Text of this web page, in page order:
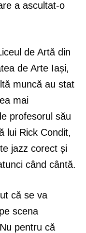
a ascultat-o
de Artă din
de Arte Iași,
muncă au stat
mai
profesorul său
lui Rick Condit,
jazz corect și
când cântă.
că se va
scena
pentru că